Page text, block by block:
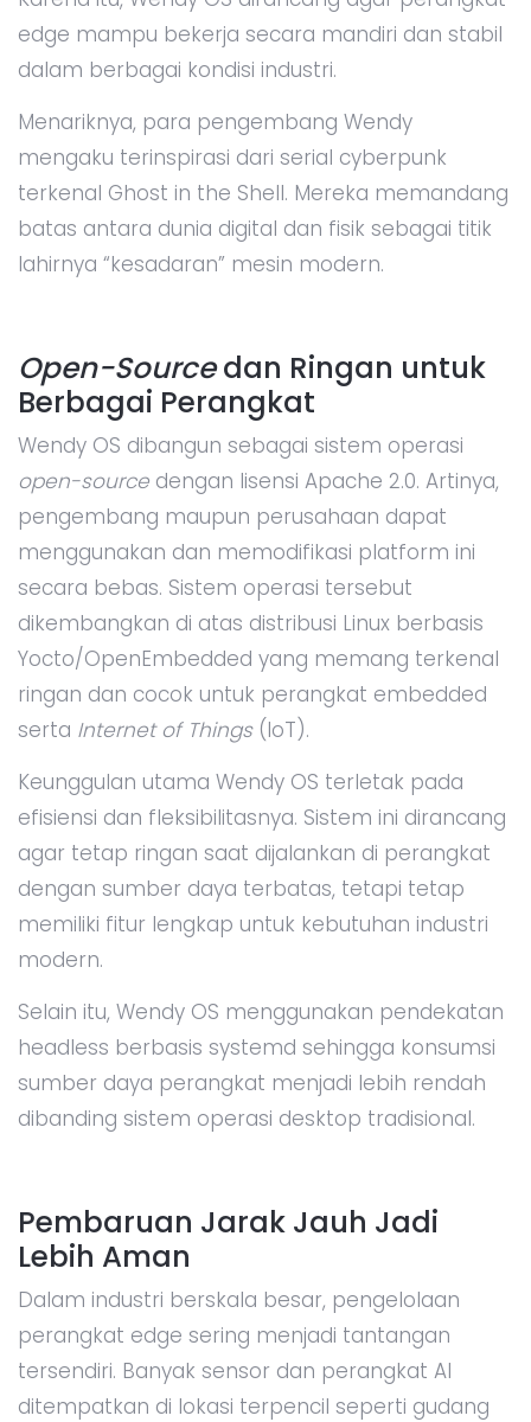
edge mampu bekerja secara mandiri dan stabil
dalam berbagai kondisi industri.
Menariknya, para pengembang Wendy
mengaku terinspirasi dari serial cyberpunk
terkenal Ghost in the Shell. Mereka memandang
batas antara dunia digital dan fisik sebagai titik
lahirnya “kesadaran” mesin modern.
Open-Sourcedan Ringan untuk
Berbagai Perangkat
Wendy OS dibangun sebagai sistem operasi
open-source dengan lisensi Apache 2.0. Artinya,
pengembang maupun perusahaan dapat
menggunakan dan memodifikasi platform ini
secara bebas. Sistem operasi tersebut
dikembangkan di atas distribusi Linux berbasis
Yocto/OpenEmbedded yang memang terkenal
ringan dan cocok untuk perangkat embedded
serta Internet of Things (IoT).
Keunggulan utama Wendy OS terletak pada
efisiensi dan fleksibilitasnya. Sistem ini dirancang
agar tetap ringan saat dijalankan di perangkat
dengan sumber daya terbatas, tetapi tetap
memiliki fitur lengkap untuk kebutuhan industri
modern.
Selain itu, Wendy OS menggunakan pendekatan
headless berbasis systemd sehingga konsumsi
sumber daya perangkat menjadi lebih rendah
dibanding sistem operasi desktop tradisional.
Pembaruan Jarak Jauh Jadi
Lebih Aman
Dalam industri berskala besar, pengelolaan
perangkat edge sering menjadi tantangan
tersendiri. Banyak sensor dan perangkat AI
ditempatkan di lokasi terpencil seperti gudang